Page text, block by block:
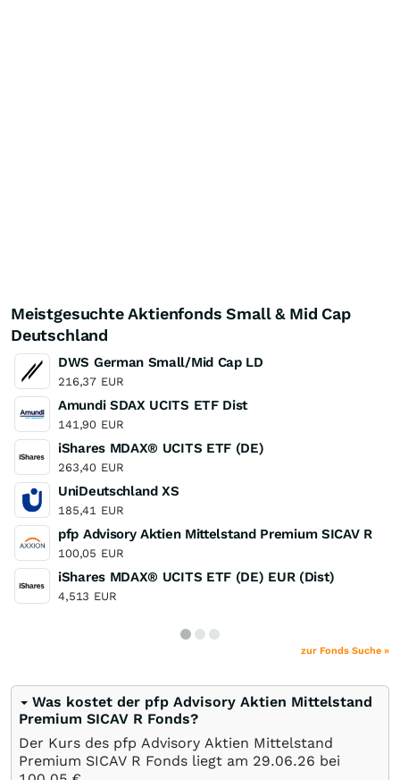
Meistgesuchte Aktienfonds Small & Mid Cap
Deutschland
DWS German Small/Mid Cap LD
216,37 EUR
Amundi SDAX UCITS ETF Dist
141,90 EUR
iShares MDAX® UCITS ETF (DE)
263,40 EUR
UniDeutschland XS
185,41 EUR
pfp Advisory Aktien Mittelstand Premium SICAV R
100,05 EUR
iShares MDAX® UCITS ETF (DE) EUR (Dist)
4,513 EUR
zur Fonds Suche »
Was kostet der pfp Advisory Aktien Mittelstand
Premium SICAV R Fonds?
Der Kurs des pfp Advisory Aktien Mittelstand
Premium SICAV R Fonds liegt am 29.06.26 bei